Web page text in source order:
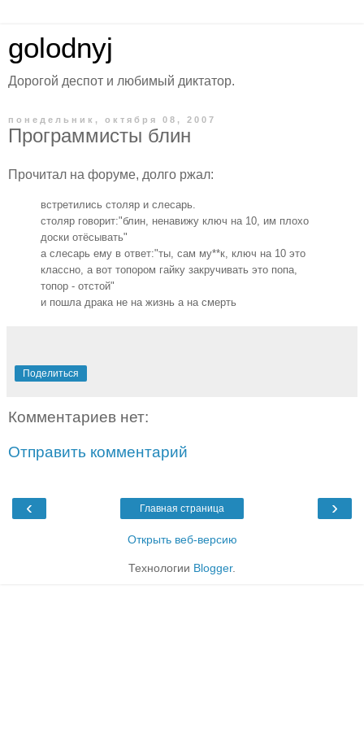
golodnyj
Дорогой деспот и любимый диктатор.
понедельник, октября 08, 2007
Программисты блин
Прочитал на форуме, долго ржал:
встретились столяр и слесарь.
столяр говорит:"блин, ненавижу ключ на 10, им плохо
доски отёсывать"
а слесарь ему в ответ:"ты, сам му**к, ключ на 10 это
классно, а вот топором гайку закручивать это попа,
топор - отстой"
и пошла драка не на жизнь а на смерть
Поделиться
Комментариев нет:
Отправить комментарий
‹ ›
Главная страница
Открыть веб-версию
Технологии Blogger.